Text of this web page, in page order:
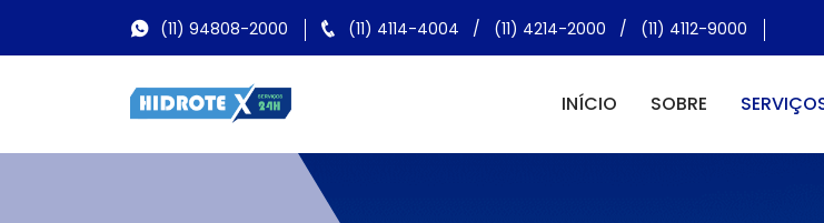
(11) 94808-2000 (11) 4114-4004 / (11) 4214-2000 / (11) 4112-9000
INÍCIO SOBRE